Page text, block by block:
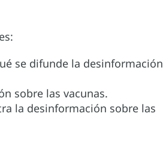
se difunde la desinformación
sobre las vacunas.
la desinformación sobre las